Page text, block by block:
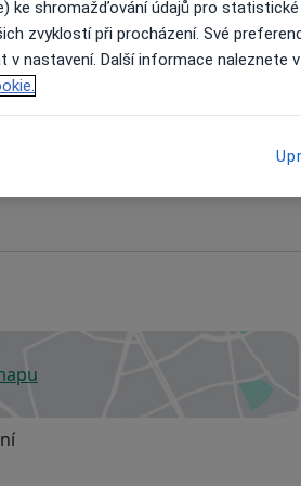
nejsou k dispozici
v nové záložce
ke shromažďování údajů pro
zvyklostí při procházení. Své
v nastavení. Další informace naleznete v